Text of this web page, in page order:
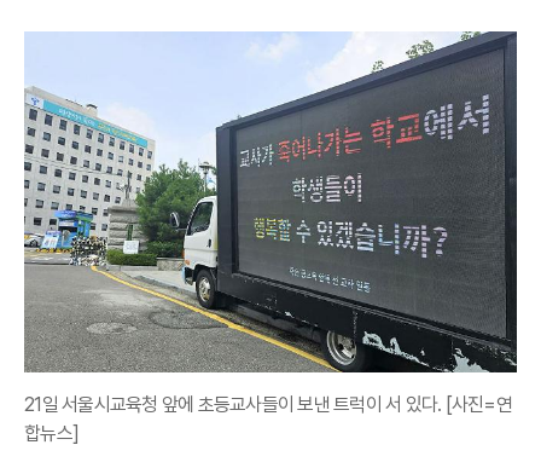
21일 서울시교육청 앞에 초등교사들이 보낸 트럭이 서 있다. [사진=연
합뉴스]